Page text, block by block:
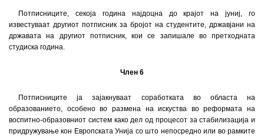
Потписниците, секоја година најдоцна до крајот на јуниј, го
известуваат другиот потписник за бројот на студентите, државјани на
државата на другиот потписник, кои се запишале во претходната
студиска година.
Член 6
Потписниците ја зајакнуваат соработката во областа на
образованието, особено во размена на искуства во реформата на
воспитно-образовниот систем како дел од процесот за стабилизација и
придружување кон Европската Унија со што непосредно или во рамките